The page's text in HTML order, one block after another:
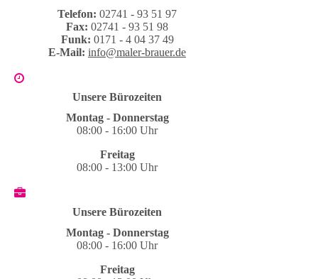
Telefon: 02741 - 93 51 97
Fax: 02741 - 93 51 98
Funk: 0171 - 4 04 37 49
E-Mail: info@maler-brauer.de
Unsere Bürozeiten
Montag - Donnerstag
08:00 - 16:00 Uhr
Freitag
08:00 - 13:00 Uhr
Unsere Bürozeiten
Montag - Donnerstag
08:00 - 16:00 Uhr
Freitag